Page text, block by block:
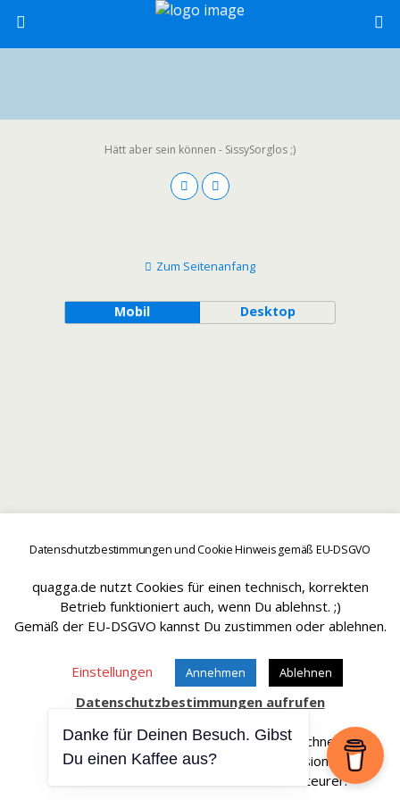
Hätt aber sein können - SissySorglos ;)
Datenschutzbestimmungen und Cookie Hinweis gemäß EU-DSGVO
quagga.de nutzt Cookies für einen technisch, korrekten
Betrieb funktioniert auch, wenn Du ablehnst. ;)
Gemäß der EU-DSGVO kannst Du zustimmen oder ablehnen.
Einstellungen Annehmen Ablehnen
Datenschutzbestimmungen aufrufen
Affiliate Links sind mit einem * gekennteichnet.
Wir erhalten bei einem Kauf eine Provision.
Die Artikel werden für Dich dadurch nicht teurer.
Zum Seitenanfang
Mobil Desktop
Danke für Deinen Besuch. Gibst
Du einen Kaffee aus?